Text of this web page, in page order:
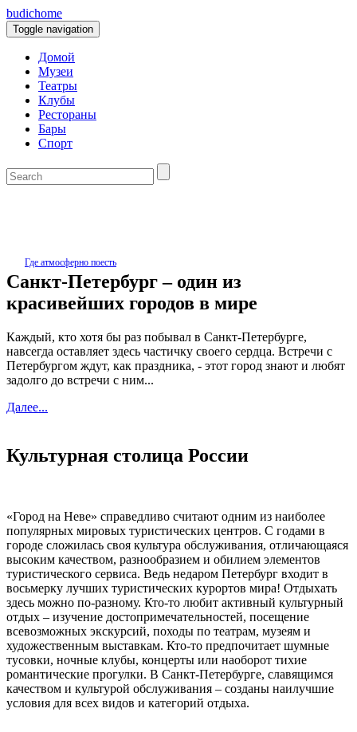
budichome
Toggle navigation
Домой
Музеи
Театры
Клубы
Рестораны
Бары
Спорт
Где атмосферно поесть
Санкт-Петербург – один из
красивейших городов в мире
Каждый, кто хотя бы раз побывал в Санкт-Петербурге,
навсегда оставляет здесь частичку своего сердца. Встречи с
Петербургом ждут, как праздника, - этот город знают и любят
задолго до встречи с ним...
Далее...
Культурная столица России
«Город на Неве» справедливо считают одним из наиболее
популярных мировых туристических центров. С годами в
городе сложилась своя культура обслуживания, отличающаяся
высоким качеством, разнообразием и обилием элементов
туристического сервиса. Ведь недаром Петербург входит в
восьмерку лучших туристических курортов мира! Отдыхать
здесь можно по-разному. Кто-то любит активный культурный
отдых – изучение достопримечательностей, посещение
всевозможных экскурсий, походы по театрам, музеям и
художественным выставкам. Кто-то предпочитает шумные
тусовки, ночные клубы, концерты или наоборот тихие
романтические прогулки. В Санкт-Петербурге, славящимся
качеством и культурой обслуживания – созданы наилучшие
условия для всех видов и категорий отдыха.